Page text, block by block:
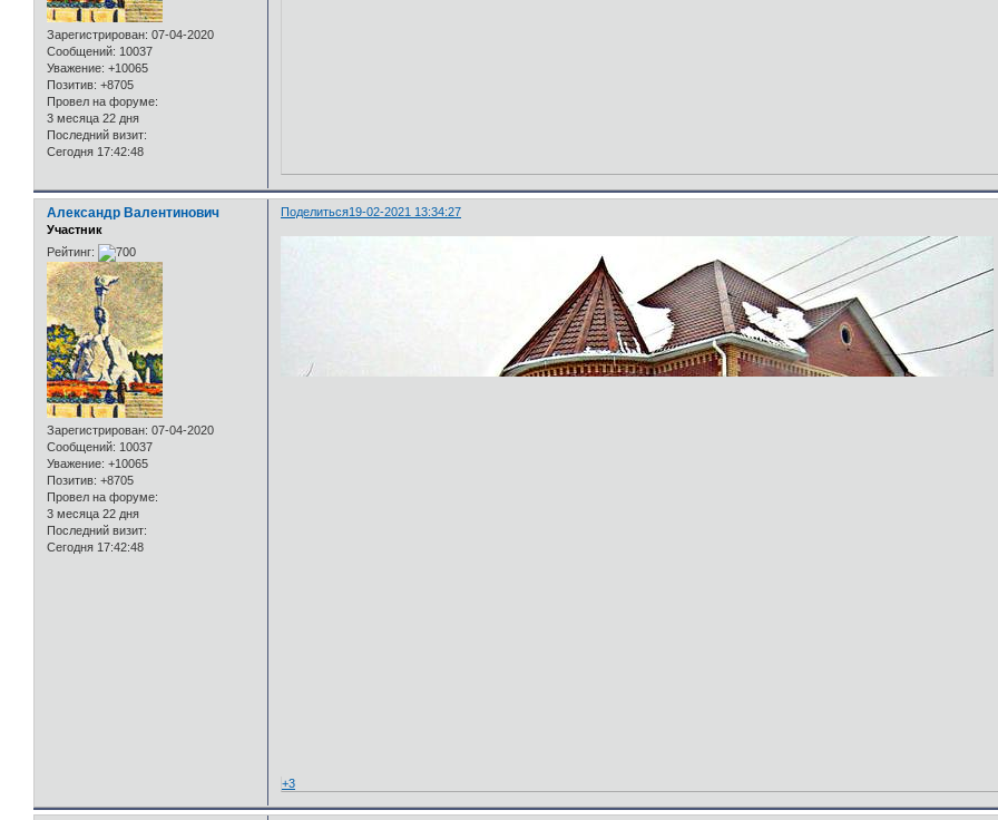
Зарегистрирован: 07-04-2020
Сообщений: 10037
Уважение: +10065
Позитив: +8705
Провел на форуме:
3 месяца 22 дня
Последний визит:
Сегодня 17:42:48
Поделиться19-02-2021 13:34:27
Александр Валентинович
Участник
Рейтинг:
Зарегистрирован: 07-04-2020
Сообщений: 10037
Уважение: +10065
Позитив: +8705
Провел на форуме:
3 месяца 22 дня
Последний визит:
Сегодня 17:42:48
+3